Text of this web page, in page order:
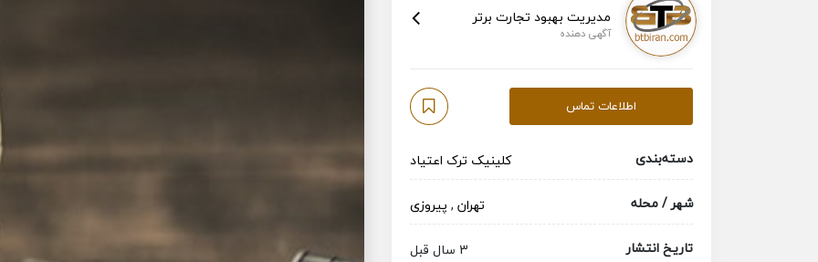
مدیریت بهبود تجارت برتر
آگهی دهنده
اطلاعات تماس
دسته‌بندی
کلینیک ترک اعتیاد
شهر / محله
تهران , پیروزی
تاریخ انتشار
3 سال قبل